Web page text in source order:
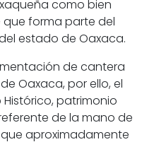
como bien
forma parte del
estado de Oaxaca.
de cantera
Oaxaca, por ello, el
patrimonio
de la mano de
aproximadamente